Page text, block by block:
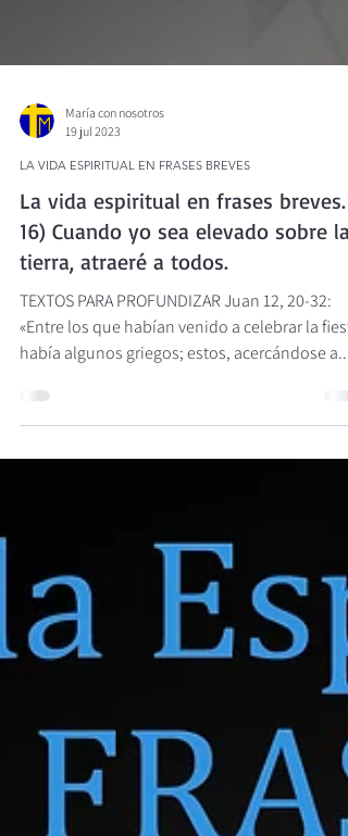
María con nosotros
19 jul 2023
LA VIDA ESPIRITUAL EN FRASES BREVES
La vida espiritual en frases breves.
16) Cuando yo sea elevado sobre la
tierra, atraeré a todos.
TEXTOS PARA PROFUNDIZAR Juan 12, 20-32:
«Entre los que habían venido a celebrar la